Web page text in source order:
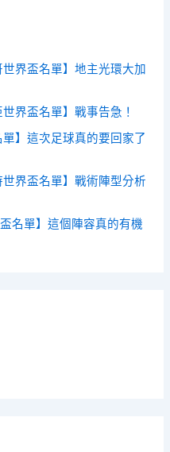
界盃名單】地主光環大加
界盃名單】戰事告急！
】這次足球真的要回家了
界盃名單】戰術陣型分析
名單】這個陣容真的有機